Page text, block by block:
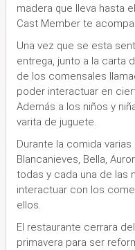
madera que lleva hasta
Cast Member te
Una vez que se esta
entrega, junto a la carta
de los comensales
poder interactuar en
Además a los niños y
varita de juguete.
Durante la comida
Blancanieves, Bella,
todas y cada una de las
interactuar con los
ellos.
El restaurante cerrara
primavera para ser